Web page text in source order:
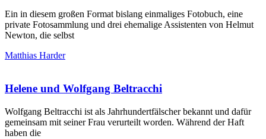
Ein in diesem großen Format bislang einmaliges Fotobuch, eine
private Fotosammlung und drei ehemalige Assistenten von Helmut
Newton, die selbst
Matthias Harder
Helene und Wolfgang Beltracchi
Wolfgang Beltracchi ist als Jahrhundertfälscher bekannt und dafür
gemeinsam mit seiner Frau verurteilt worden. Während der Haft
haben die